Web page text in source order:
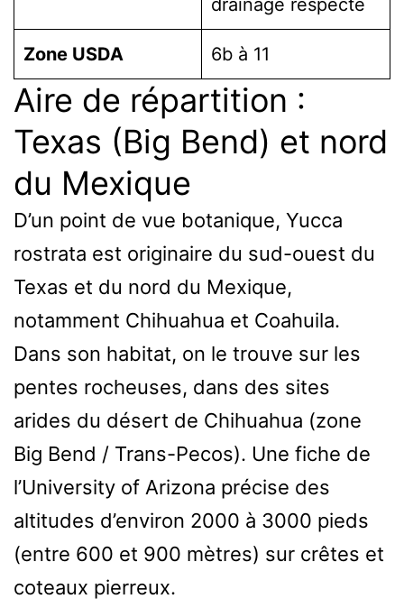
drainage respecté
Zone USDA 6b à 11
Aire de répartition :
Texas (Big Bend) et nord
du Mexique
D’un point de vue botanique, Yucca
rostrata est originaire du sud-ouest du
Texas et du nord du Mexique,
notamment Chihuahua et Coahuila.
Dans son habitat, on le trouve sur les
pentes rocheuses, dans des sites
arides du désert de Chihuahua (zone
Big Bend / Trans-Pecos). Une fiche de
l’University of Arizona précise des
altitudes d’environ 2000 à 3000 pieds
(entre 600 et 900 mètres) sur crêtes et
coteaux pierreux.